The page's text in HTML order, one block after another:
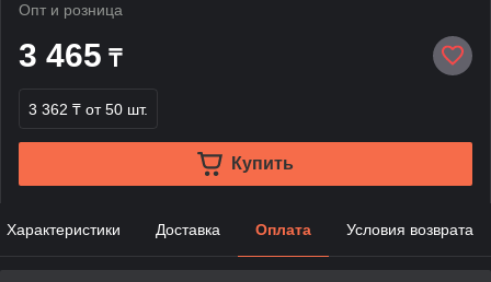
Опт и розница
3 465 ₸
3 362 ₸ от 50 шт.
Купить
Характеристики Доставка Оплата Условия возврата